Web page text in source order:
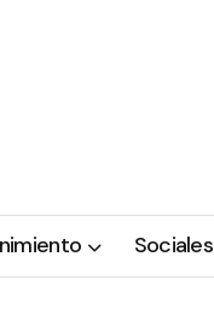
Sociales